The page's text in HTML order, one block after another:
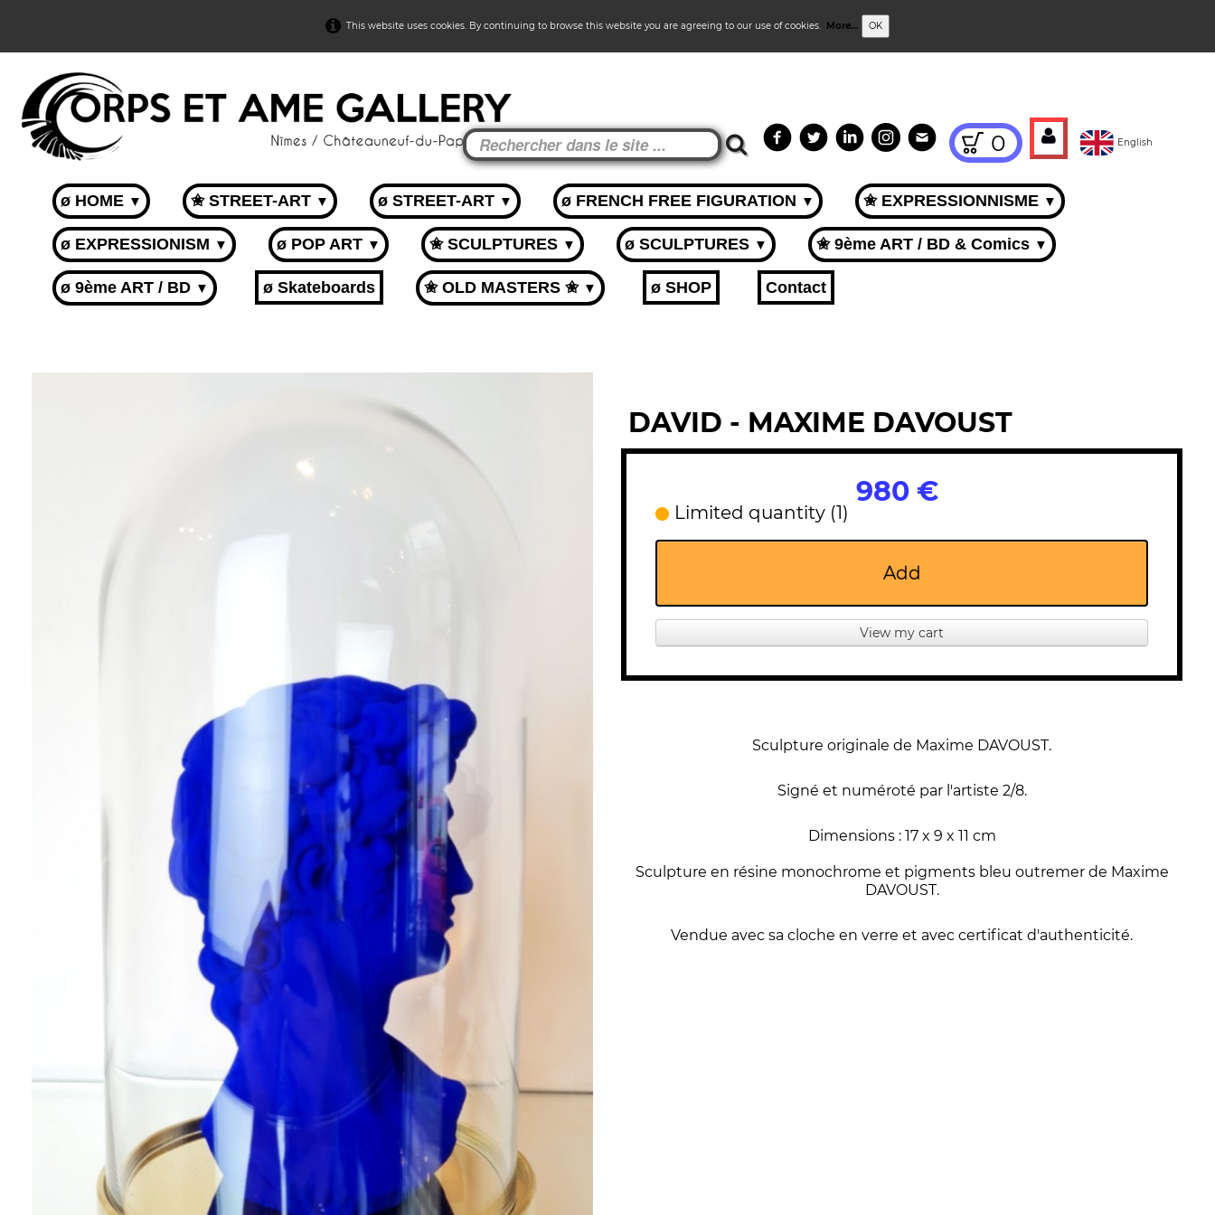
This website uses cookies. By continuing to browse this website you are agreeing to our use of cookies. More... OK
0 English
ø HOME ▼ ✬ STREET-ART ▼ ø STREET-ART ▼ ø FRENCH FREE FIGURATION ▼ ✬ EXPRESSIONNISME ▼
ø EXPRESSIONISM ▼ ø POP ART ▼ ✬ SCULPTURES ▼ ø SCULPTURES ▼ ✬ 9ème ART / BD & Comics ▼
ø 9ème ART / BD ▼ ø Skateboards ✬ OLD MASTERS ✬ ▼ ø SHOP Contact
DAVID - MAXIME DAVOUST
980 €
Limited quantity (1)
Add
View my cart
Sculpture originale de Maxime DAVOUST.
Signé et numéroté par l'artiste 2/8.
Dimensions : 17 x 9 x 11 cm
Sculpture en résine monochrome et pigments bleu outremer de Maxime
DAVOUST.
Vendue avec sa cloche en verre et avec certificat d'authenticité.